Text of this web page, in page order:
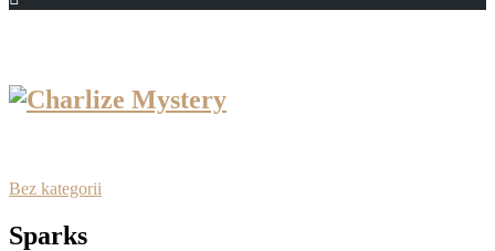
Bez kategorii
Sparks